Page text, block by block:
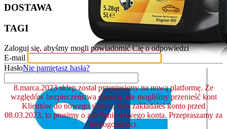
DOSTAWA
TAGI
Zaloguj się, abyśmy mogli powiadomić Cię o odpowiedzi
E-mail
HasłoNie pamiętasz hasła?
8.marca.2023 sklep został przeniesiony na nową platformę. Ze
względów bezpieczeństwa danych, nie mogliśmy przenieść kont
Klientów do nowego sklepu. Jeśli zakładałeś konto przed
08.03.2023, to prosimy o założenie nowego konta. Przepraszamy za
niedogodności.